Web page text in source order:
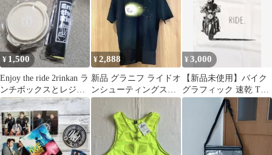
¥ 1,500
Enjoy the ride 2rinkan ラ
ンチボックスとレジャ
ーシート
¥2,888
新品 グラニフ ライドオ
ンシューティングスタ
ー Tシャツ S(Mサイズ
相当)
¥3,000
【新品未使用】バイク
グラフィック 速乾 Tシ
ャツ "RIDE." Lサイズ